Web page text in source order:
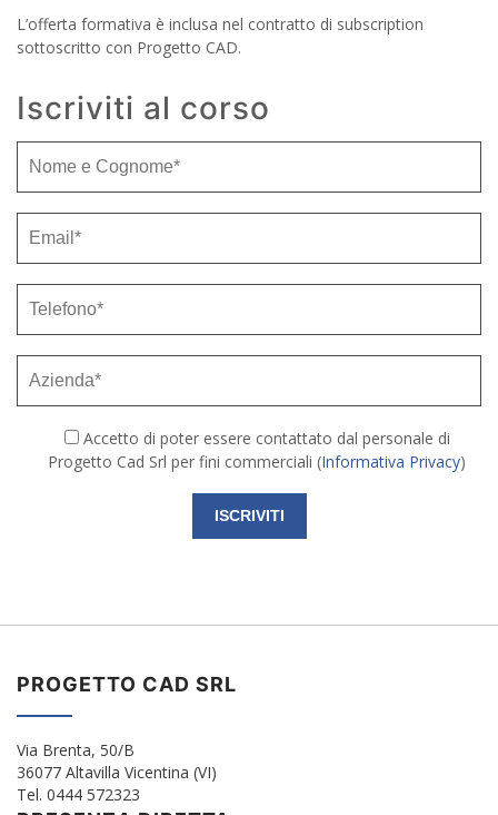
L’offerta formativa è inclusa nel contratto di subscription
sottoscritto con Progetto CAD.
Iscriviti al corso
Accetto di poter essere contattato dal personale di
Progetto Cad Srl per fini commerciali (Informativa Privacy)
PROGETTO CAD SRL
Via Brenta, 50/B
36077 Altavilla Vicentina (VI)
Tel. 0444 572323